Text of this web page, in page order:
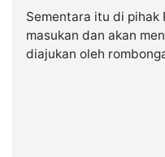
Sementara itu di pihak
masukan dan akan
diajukan oleh